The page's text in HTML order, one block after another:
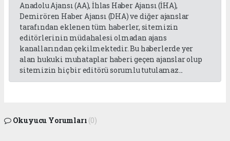
Anadolu Ajansı (AA), İhlas Haber Ajansı (İHA),
Demirören Haber Ajansı (DHA) ve diğer ajanslar
tarafından eklenen tüm haberler, sitemizin
editörlerinin müdahalesi olmadan ajans
kanallarından çekilmektedir. Bu haberlerde yer
alan hukuki muhataplar haberi geçen ajanslar olup
sitemizin hiç bir editörü sorumlu tutulamaz...
Okuyucu Yorumları (0)